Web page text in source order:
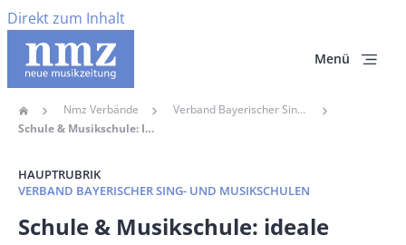
Direkt zum Inhalt
Menü
Pfadnavigation
Home Nmz Verbände
Verband Bayerischer Sing- Und Musikschulen
Schule & Musikschule: Ideale Kooperationspartner
HAUPTRUBRIK
VERBAND BAYERISCHER SING- UND MUSIKSCHULEN
Banner
Schule & Musikschule: ideale